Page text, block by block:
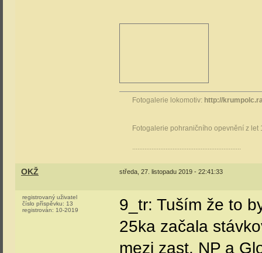
Fotogalerie lokomotiv: http://
Fotogalerie pohraničního opevnění z let
..............................................................
OKŽ středa, 27. listopadu 2019 - 22:41:33
registrovaný uživatel
číslo příspěvku: 13
registrován: 10-2019
9_tr: Tuším že to
25ka začala
mezi zast. NP a